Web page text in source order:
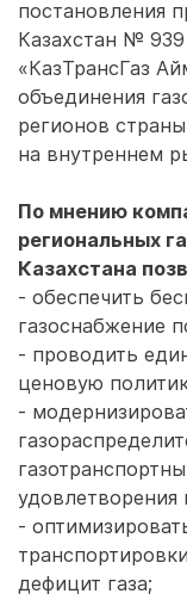
постановления
Казахстан № 939
«КазТрансГаз
объединения
регионов
на внутреннем
По мнению
региональных
Казахстана
- обеспечить
газоснабжение
- проводить
ценовую
-
удовлетворения
-
дефицит газа;